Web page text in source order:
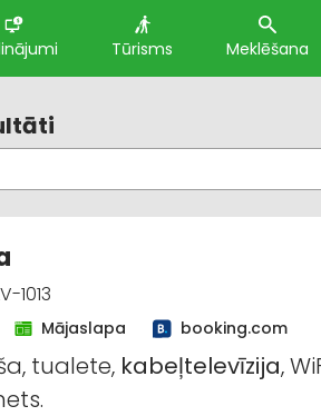
Tūrisms Meklēšana
1013
Mājaslapa booking.com
tualete, kabeļtelevīzija,